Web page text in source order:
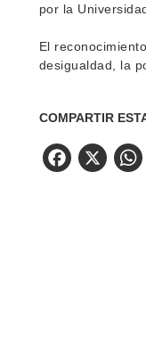
por la
El
desigualdad, la
COMPARTIR
X